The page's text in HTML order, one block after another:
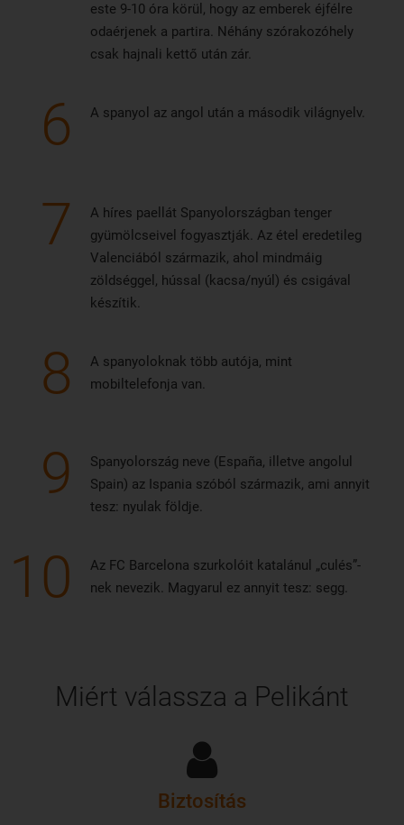
este 9-10 óra körül, hogy az emberek éjfélre
odaérjenek a partira. Néhány szórakozóhely
csak hajnali kettő után zár.
6 A spanyol az angol után a második világnyelv.
7
A híres paellát Spanyolországban tenger
gyümölcseivel fogyasztják. Az étel eredetileg
Valenciából származik, ahol mindmáig
zöldséggel, hússal (kacsa/nyúl) és csigával
készítik.
8
A spanyoloknak több autója, mint
mobiltelefonja van.
9
Spanyolország neve (España, illetve angolul
Spain) az Ispania szóból származik, ami annyit
tesz: nyulak földje.
10
Az FC Barcelona szurkolóit katalánul „culés”-
nek nevezik. Magyarul ez annyit tesz: segg.
Miért válassza a Pelikánt
Biztosítás